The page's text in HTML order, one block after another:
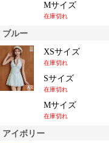
Mサイズ
在庫切れ
ブルー
XSサイズ
在庫切れ
Sサイズ
在庫切れ
Mサイズ
在庫切れ
アイボリー